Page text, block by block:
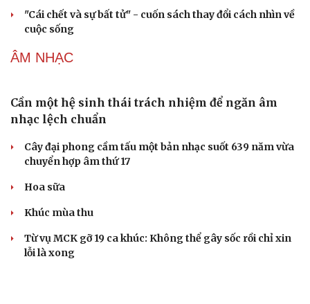
Cuốn sách giúp người bận rộn thoát khỏi vòng
Truyện ngắn: Khoảng lặng
Truyện ngắn "Trong đoàn quân"
"Cái chết và sự bất tử" - cuốn sách thay đổi cách nhìn về
ÂM NHẠC